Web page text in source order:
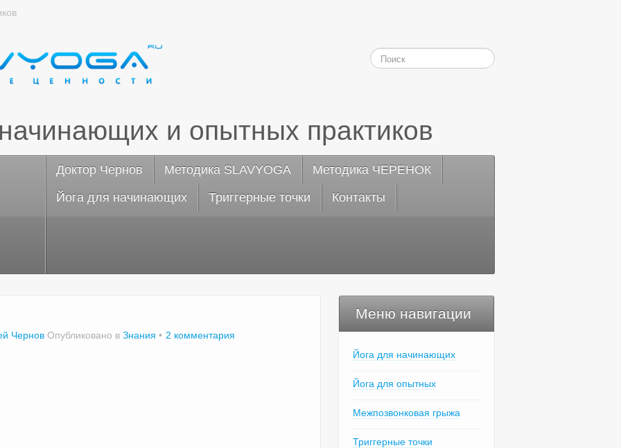
и опытных практиков
Доктор Чернов Методика SLAVYOGA
Методика ЧЕРЕНОК
Йога для начинающих
Триггерные точки Контакты
Чернов Опубликовано в Знания 2 комментария
Меню навигации
Йога для начинающих
Йога для опытных
Межпозвонковая грыжа
Триггерные точки